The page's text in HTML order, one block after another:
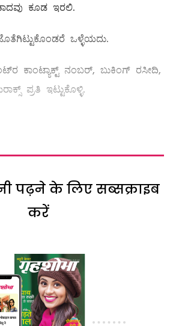
ಕೂಡ ಇರಲಿ.
ಒಳ್ಳೆಯದು.
ಕಾಂಟ್ಯಾಕ್ಟ್ ನಂಬರ್‌, ಬುಕಿಂಗ್‌ ರಸೀದಿ,
ಪ್ರತಿ ಇಟ್ಟುಕೊಳ್ಳಿ.
पढ़ने के लिए सब्सक्राइब
करें